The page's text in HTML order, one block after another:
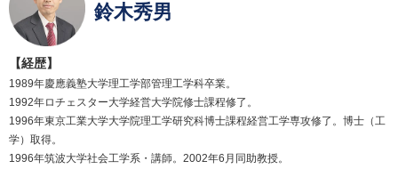
鈴木秀男
【経歴】
1989年慶應義塾大学理工学部管理工学科卒業。
1992年ロチェスター大学経営大学院修士課程修了。
1996年東京工業大学大学院理工学研究科博士課程経営工学専攻修了。博士（工
学）取得。
1996年筑波大学社会工学系・講師。2002年6月同助教授。